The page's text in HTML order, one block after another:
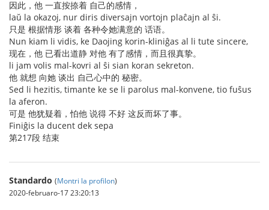
因此，他 一直按捺着 自己的感情，
laŭ la okazoj, nur diris diversajn vortojn plaĉajn al ŝi.
只是 根据情形 谈着 各种令她满意的 话语。
Nun kiam li vidis, ke Daojing korin-kliniĝas al li tute sincere,
现在，他 已看出道静 对他 有了感情，而且很真挚。
li jam volis mal-kovri al ŝi sian koran sekreton.
他 就想 向她 谈出 自己心中的 秘密。
Sed li hezitis, timante ke se li parolus mal-konvene, tio fuŝus
la aferon.
可是 他犹疑着，怕他 说得 不好 这反而坏了事。
Finiĝis la ducent dek sepa
第217段 结束
Standardo (Montri la profilon)
2020-februaro-17 23:20:13